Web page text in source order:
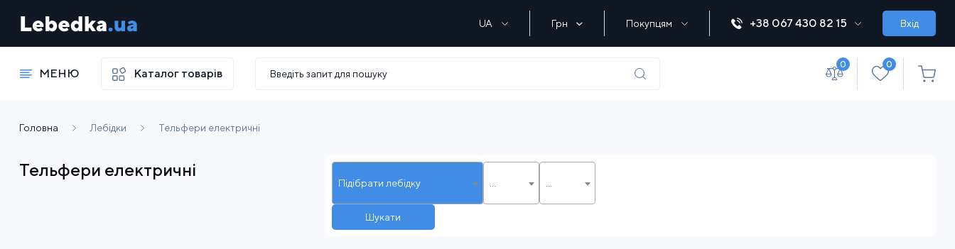
UA Грн Покупцям +38 067 430 82 15 Вхід
МЕНЮ Каталог товарів
0 0
Головна Лебідки Тельфери електричні
Тельфери електричні
Підібрати лебідку
Шукати